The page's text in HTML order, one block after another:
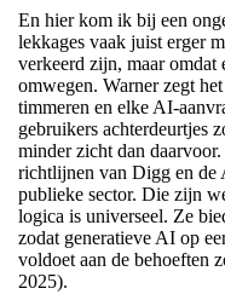
En hier kom ik bij een
lekkages vaak juist erger
verkeerd zijn, maar
omwegen. Warner zegt
timmeren en elke AI-
gebruikers achterdeurtjes
minder zicht dan
richtlijnen van Digg en de
publieke sector. Die zijn
logica is universeel. Ze
zodat generatieve AI op
voldoet aan de behoeften
2025).